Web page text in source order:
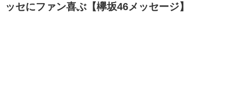
ッセにファン喜ぶ【欅坂46メッセージ】